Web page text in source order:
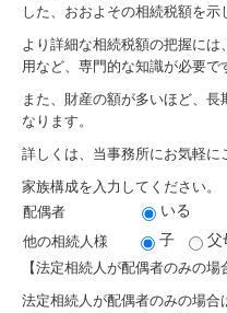
2021年
した、おおよその相続税額を示
より詳細な相続税額の把握に
用など、専門的な知識が必要で
また、財産の額が多いほど、
なります。
詳しくは、当事務所にお気軽に
家族構成を入力してください。
配偶者
いる
他の相続人様 子 父
【法定相続人が配偶者のみの場
法定相続人が配偶者のみの場